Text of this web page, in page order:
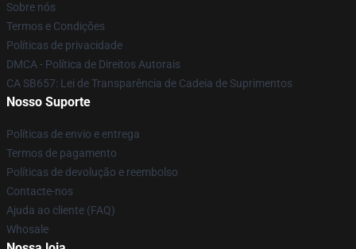
Sobre nós
Termos e Condições
Políticas de privacidade
DMCA - Política de Direitos Autorais
CA SB657: Lei de Transparência de Cadeia de Suprimentos
Nosso Suporte
Políticas de envio e entrega
Termos de pagamento
Políticas de devolução e reembolso
Contacte-nos
Ajuda ao cliente (FAQ)
Whosale